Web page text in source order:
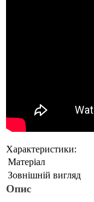
Характеристики:
Матеріал
Зовнішній вигляд
Опис